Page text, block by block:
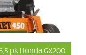
pk Honda GX200